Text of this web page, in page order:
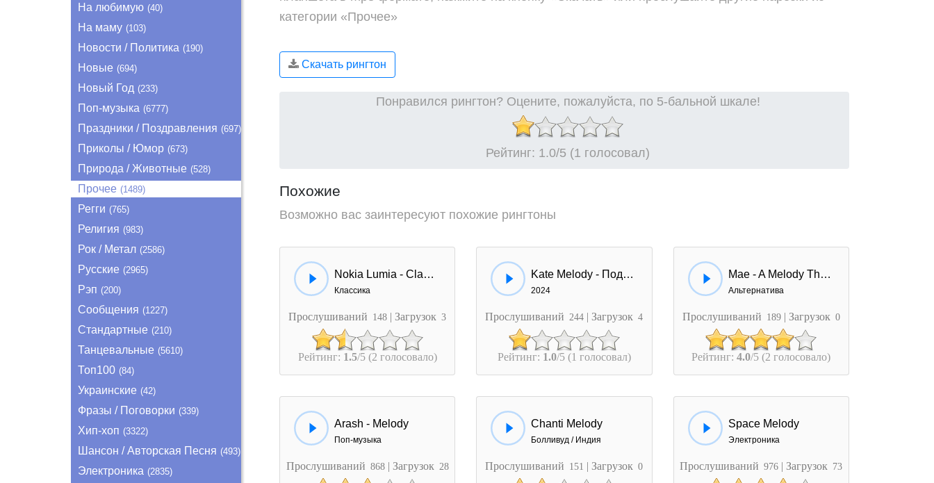
На любимую (40)
На маму (103)
Новости / Политика (190)
Новые (694)
Новый Год (233)
Поп-музыка (6777)
Праздники / Поздравления (697)
Приколы / Юмор (673)
Природа / Животные (528)
Прочее (1489)
Регги (765)
Религия (983)
Рок / Метал (2586)
Русские (2965)
Рэп (200)
Сообщения (1227)
Стандартные (210)
Танцевальные (5610)
Топ100 (84)
Украинские (42)
Фразы / Поговорки (339)
Хип-хоп (3322)
Шансон / Авторская Песня (493)
Электроника (2835)
категории «Прочее»
Скачать рингтон
Понравился рингтон? Оцените, пожалуйста, по 5-бальной шкале!
Рейтинг: 1.0/5 (1 голосовал)
Похожие
Возможно вас заинтересуют похожие рингтоны
Nokia Lumia - Classic Melody
Классика
Прослушиваний 148 | Загрузок 3
Рейтинг: 1.5/5 (2 голосовало)
Kate Melody - Подарю ему (Anton Melody remix)
2024
Прослушиваний 244 | Загрузок 4
Рейтинг: 1.0/5 (1 голосовал)
Mae - A Melody The Memory
Альтернатива
Прослушиваний 189 | Загрузок 0
Рейтинг:4.0/5 (2 голосовало)
Arash - Melody
Поп-музыка
Прослушиваний 868 | Загрузок 28
Chanti Melody
Болливуд / Индия
Прослушиваний 151 | Загрузок 0
Space Melody
Электроника
Прослушиваний 976 | Загрузок 73